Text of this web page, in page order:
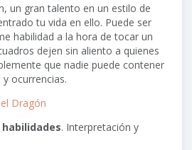
un gran talento en un estilo de
tu vida en ello. Puede ser
habilidad a la hora de tocar un
dejen sin aliento a quienes
que nadie puede contener
ocurrencias.
Dragón
. Interpretación y